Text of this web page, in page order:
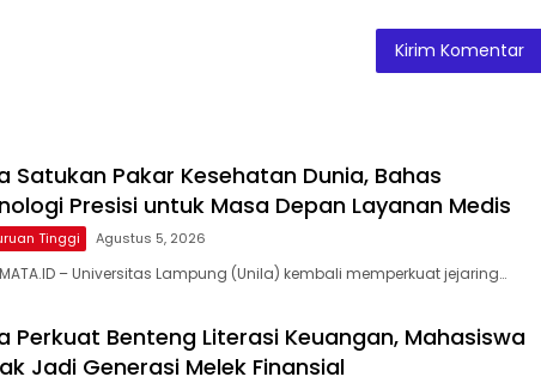
Satukan Pakar Kesehatan Dunia, Bahas
Presisi untuk Masa Depan Layanan Medis
Tinggi Agustus 5, 2026
– Universitas Lampung (Unila) kembali memperkuat jejaring…
Perkuat Benteng Literasi Keuangan, Mahasiswa
Jadi Generasi Melek Finansial